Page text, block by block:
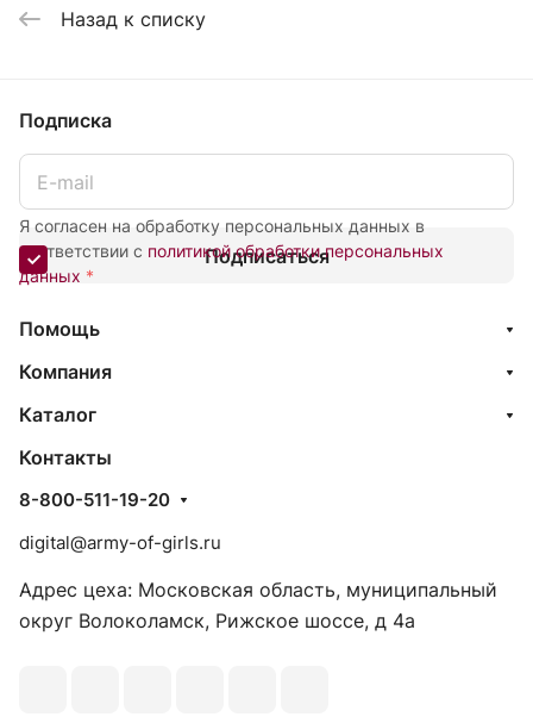
Назад к списку
Подписка
Я согласен на обработку персональных данных в
соответствии с политикой обработки персональных
данных *
Подписаться
Помощь
Компания
Каталог
Контакты
8-800-511-19-20
digital@army-of-girls.ru
Адрес цеха: Московская область, муниципальный
округ Волоколамск, Рижское шоссе, д 4а